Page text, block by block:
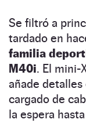
Se filtró a
tardado en
familia
M40i. El mini-
añade detalles
cargado de
la espera